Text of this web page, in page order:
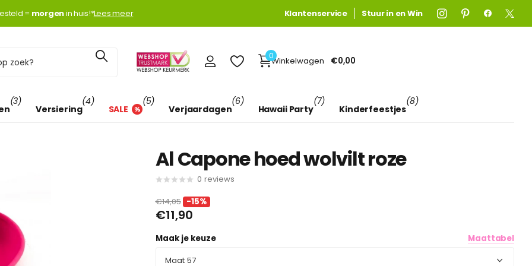
Klarna
Klarna
= morgenin huis!*Lees meer
morgen Gratis verzendingboven €75! (anders €4,95)Lees meer
Gratis verzending
Klantenservice Stuur in en Win
Winkelwagen
0 €0,00
(3)
Versiering
(4)
SALE
(5)
Verjaardagen
(6)
Hawaii Party
(7)
Kinderfeestjes
(8)
Al Capone hoed wolvilt roze
0 reviews
€14,05 -15%
€11,90
Maak je keuze
Maattabel
Maat 57